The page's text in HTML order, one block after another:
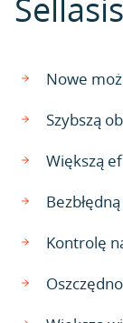
Nowe
Szybszą
Większą
Kontrolę